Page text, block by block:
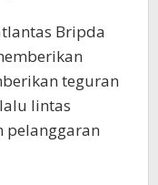
Bripda
teguran
lintas
pelanggaran